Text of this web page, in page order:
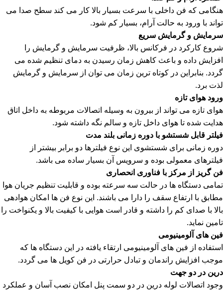
هنگامی که فن داخلی با سرعت بسیار بالا کار می کند سطح صدا می
تواند با ورود به حالت آرام، بسیار کم شود.
سرمایش و گرمایش سریع
شروع کارکرد در فرکانس بالا، ظرفیت سرمایش و گرمایش را
افزایش داده و باعث کاهش زمان رسیدن به دمای تنظیم شده می
گردد. بنابراین در کوتاه ترین زمان می توان از سرمایش و گرمایش
لذت برد.
ورود هوای تازه
هوای تازه می تواند از بیرون به وسیله اتصالات مربوطه به داخل اتاق
هدایت شده تا هوای داخل تازه و سالم نگه داشته شود.
فیلتر قابل شستشو با دوره زمانی بلند مدت
دوره زمانی برای شستشوی این نوع فیلترها دو برابر بیشتر از
فیلترهای معمولی بوده و سرویس آن بسیار ساده می باشد.
فن گریز از مرکز با فناوری انحصاری
تمامی دستگاه ها در حالت سه سرعته بوده و قابلیت تنظیم جریان هوا
مطابق با ارتفاع سقف را دارا می باشند. این نوع فن ها امکان هوادهی
بالا با صدای کم را داشته و قادر است هوایی با کیفیت بالا و یکنواخت را
تامین نماید.
فین های آلومینیومی
استفاده از فین های آلومینیومی ارتقاء یافته در این دستگاه ها که
موجب افزایش راندمان و تبادل حرارتی در فن کویل ها می گردد.
درین در دو جهت
وجود اتصالات لوله درین در دو سمت پنل امکان نصب آسان و عملکرد